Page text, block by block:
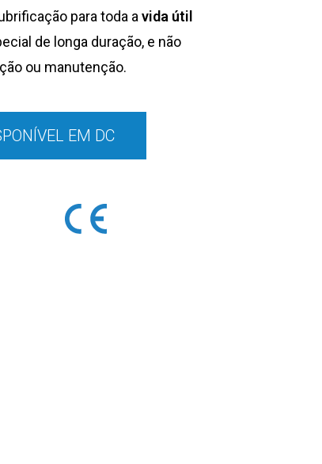
para toda a vida útil
de longa duração, e não
ou manutenção.
EM DC